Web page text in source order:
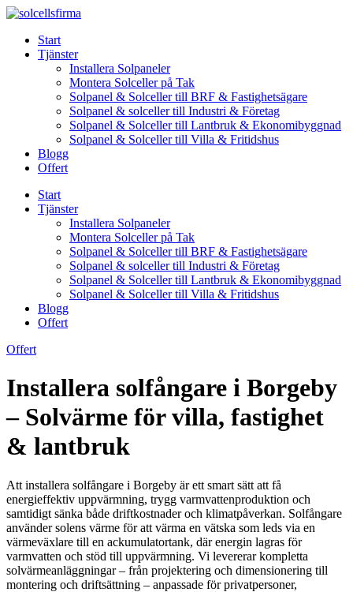
Skip
contentStart
Tjänster
Installera Solpaneler
Montera Solceller på Tak
Solpanel & Solceller till BRF & Fastighetsägare
Solpanel & solceller till Industri & Företag
Solpanel & Solceller till Lantbruk & Ekonomibyggnad
Solpanel & Solceller till Villa & Fritidshus
Blogg
Offert
Start
Tjänster
Installera Solpaneler
Montera Solceller på Tak
Solpanel & Solceller till BRF & Fastighetsägare
Solpanel & solceller till Industri & Företag
Solpanel & Solceller till Lantbruk & Ekonomibyggnad
Solpanel & Solceller till Villa & Fritidshus
Blogg
Offert
Offert
Installera solfångare i Borgeby
– Solvärme för villa, fastighet
& lantbruk
Att installera solfångare i Borgeby är ett smart sätt att få
energieffektiv uppvärmning, trygg varmvattenproduktion och
samtidigt sänka både driftkostnader och klimatpåverkan. Solfångare
använder solens värme för att värma en vätska som leds via en
värmeväxlare till en ackumulatortank, där energin lagras för
varmvatten och stöd till uppvärmning. Vi levererar kompletta
solvärmeanläggningar – från projektering och dimensionering till
montering och driftsättning – anpassade för privatpersoner,